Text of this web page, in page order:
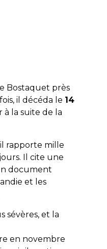
Bostaquet près
il décéda le 14
à la suite de la
il rapporte mille
Il cite une
document
et les
sévères, et la
en novembre